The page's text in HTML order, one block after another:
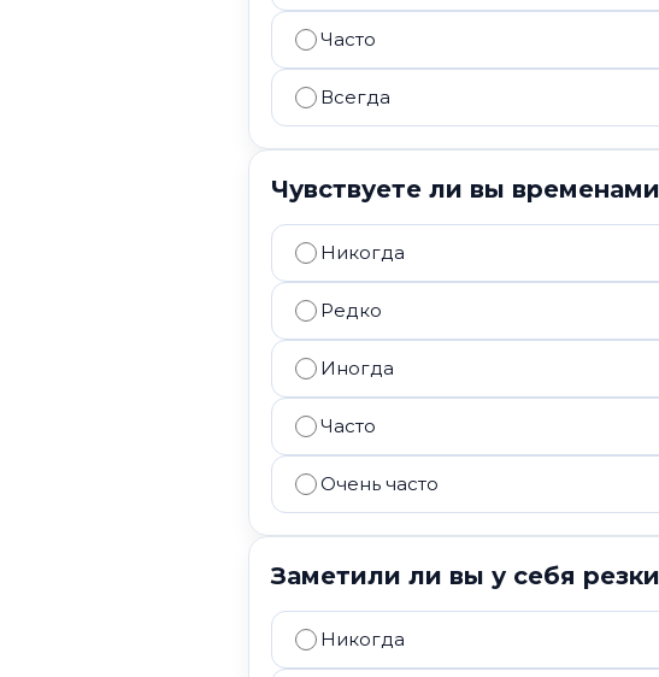
Часто
Всегда
Чувствуете ли вы
Никогда
Редко
Иногда
Часто
Очень часто
Заметили ли вы у себя
Никогда